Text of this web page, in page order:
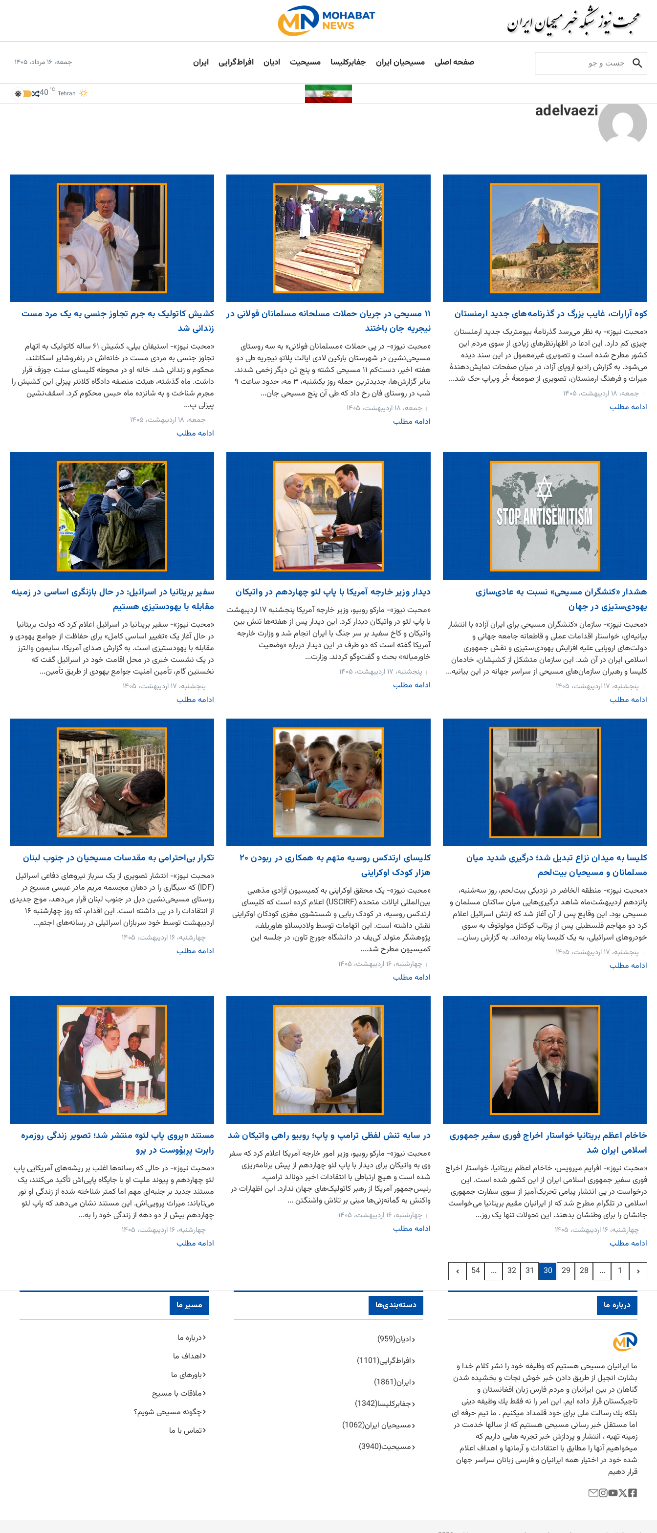
صفحه اصلی مسیحیان ایران جفا‌بر‌کلیسا مسیحیت ادیان افراط‌گرایی ایران جمعه، ۱۶ مرداد، ۱۴۰۵
Tehran
40 °C
adelvaezi
کوه آرارات، غایب بزرگ در گذرنامه‌های جدید ارمنستان
«محبت نیوز»- به نظر می‌رسد گذرنامهٔ بیومتریک جدید ارمنستان
چیزی کم دارد. این ادعا در اظهارنظرهای زیادی از سوی مردم این
کشور مطرح شده است و تصویری غیرمعمول در این سند دیده
می‌شود. به گزارش رادیو اروپای آزاد، در میان صفحات نمایش‌دهندهٔ
میراث و فرهنگ ارمنستان، تصویری از صومعهٔ خُر ویراپ حک شد...
جمعه، ۱۸ اردیبهشت، ۱۴۰۵
ادامه مطلب
۱۱ مسیحی در جریان حملات مسلحانه مسلمانان فولانی در
نیجریه جان باختند
«محبت نیوز»- در پی حملات «مسلمانان فولانی» به سه روستای
مسیحی‌نشین در شهرستان بارکین لادی ایالت پلاتو نیجریه طی دو
هفته اخیر، دست‌کم ۱۱ مسیحی کشته و پنج تن دیگر زخمی شدند.
بنابر گزارش‌ها، جدیدترین حمله روز یکشنبه، ۳ مه، حدود ساعت ۹
شب در روستای فان رخ داد که طی آن پنج مسیحی جان...
جمعه، ۱۸ اردیبهشت، ۱۴۰۵
ادامه مطلب
کشیش کاتولیک به جرم تجاوز جنسی به یک مرد مست
زندانی شد
«محبت نیوز»- استیفان بیلی، کشیش ۶۱ ساله کاتولیک به اتهام
تجاوز جنسی به مردی مست در خانه‌اش در رنفروشایر اسکاتلند،
محکوم و زندانی شد. خانه او در محوطه کلیسای سنت جوزف قرار
داشت. ماه گذشته، هیئت منصفه دادگاه کلانتر پیزلی این کشیش را
مجرم شناخت و به شانزده ماه حبس محکوم کرد. اسقف‌نشین
پیزلی پ...
جمعه، ۱۸ اردیبهشت، ۱۴۰۵
ادامه مطلب
هشدار «کنشگران مسیحی» نسبت به عادی‌سازی
یهودی‌ستیزی در جهان
«محبت نیوز»- سازمان «کنشگران مسیحی برای ایران آزاد» با انتشار
بیانیه‌ای، خواستار اقدامات عملی و قاطعانه جامعه جهانی و
دولت‌های اروپایی علیه افزایش یهودی‌ستیزی و نقش جمهوری
اسلامی ایران در آن شد. این سازمان متشکل از کشیشان، خادمان
کلیسا و رهبران سازمان‌های مسیحی از سراسر جهانه در این بیانیه...
پنجشنبه، ۱۷ اردیبهشت، ۱۴۰۵
ادامه مطلب
دیدار وزیر خارجه آمریکا با پاپ لئو چهاردهم در واتیکان
«محبت نیوز»- مارکو روبیو، وزیر خارجه آمریکا پنجشنبه ۱۷ اردیبهشت
با پاپ لئو در واتیکان دیدار کرد. این دیدار پس از هفته‌ها تنش بین
واتیکان و کاخ سفید بر سر جنگ با ایران انجام شد و وزارت خارجه
آمریکا گفته است که دو طرف در این دیدار درباره «وضعیت
خاورمیانه» بحث و گفت‌وگو کردند. وزارت...
پنجشنبه، ۱۷ اردیبهشت، ۱۴۰۵
ادامه مطلب
سفیر بریتانیا در اسرائیل: در حال بازنگری اساسی در زمینه
مقابله با یهودستیزی هستیم
«محبت نیوز»- سفیر بریتانیا در اسرائیل اعلام کرد که دولت بریتانیا
در حال آغاز یک «تغییر اساسی کامل» برای حفاظت از جوامع یهودی و
مقابله با یهودستیزی است. به گزارش صدای آمریکا، سایمون والترز
در یک نشست خبری در محل اقامت خود در اسرائیل گفت که
نخستین گام، تأمین امنیت جوامع یهودی از طریق تأمین...
پنجشنبه، ۱۷ اردیبهشت، ۱۴۰۵
ادامه مطلب
کلیسا به میدان نزاع تبدیل شد؛ درگیری شدید میان
مسلمانان و مسیحیان بیت‌لحم
«محبت نیوز»- منطقه الخاضر در نزدیکی بیت‌لحم، روز سه‌شنبه،
پانزدهم اردیبهشت‌ماه شاهد درگیری‌هایی میان ساکنان مسلمان و
مسیحی بود. این وقایع پس از آن آغاز شد که ارتش اسرائیل اعلام
کرد دو مهاجم فلسطینی پس از پرتاب کوکتل مولوتوف به سوی
خودروهای اسرائیلی، به یک کلیسا پناه برده‌اند. به گزارش رسان...
پنجشنبه، ۱۷ اردیبهشت، ۱۴۰۵
ادامه مطلب
کلیسای ارتدکس روسیه متهم به همکاری در ربودن ۲۰
هزار کودک اوکراینی
«محبت نیوز»- یک محقق اوکراینی به کمیسیون آزادی مذهبی
بین‌المللی ایالات متحده (USCIRF) اعلام کرده است که کلیسای
ارتدکس روسیه، در کودک ربایی و شستشوی مغزی کودکان اوکراینی
نقش داشته است. این اتهامات توسط ولادیسلاو هاوریلف،
پژوهشگر متولد کی‌یف در دانشگاه جورج تاون، در جلسه این
کمیسیون مطرح شد....
چهارشنبه، ۱۶ اردیبهشت، ۱۴۰۵
ادامه مطلب
تکرار بی‌احترامی به مقدسات مسیحیان در جنوب لبنان
«محبت نیوز»- انتشار تصویری از یک سرباز نیروهای دفاعی اسرائیل
(IDF) که سیگاری را در دهان مجسمه مریم مادر عیسی مسیح در
روستای مسیحی‌نشین دبل در جنوب لبنان قرار می‌دهد، موج جدیدی
از انتقادات را در پی داشته است. این اقدام، که روز چهارشنبه ۱۶
اردیبهشت توسط خود سربازان اسرائیلی در رسانه‌های اجتم...
چهارشنبه، ۱۶ اردیبهشت، ۱۴۰۵
ادامه مطلب
خاخام اعظم بریتانیا خواستار اخراج فوری سفیر جمهوری
اسلامی ایران شد
«محبت نیوز»- افرایم میرویس، خاخام اعظم بریتانیا، خواستار اخراج
فوری سفیر جمهوری اسلامی ایران از این کشور شده است. این
درخواست در پی انتشار پیامی تحریک‌آمیز از سوی سفارت جمهوری
اسلامی در تلگرام مطرح شد که از ایرانیان مقیم بریتانیا می‌خواست
جانشان را برای وطنشان بدهند. این تحولات تنها یک روز...
چهارشنبه، ۱۶ اردیبهشت، ۱۴۰۵
ادامه مطلب
در سایه تنش لفظی ترامپ و پاپ؛ روبیو راهی واتیکان شد
«محبت نیوز»- مارکو روبیو، وزیر امور خارجه آمریکا اعلام کرد که سفر
وی به واتیکان برای دیدار با پاپ لئو چهاردهم از پیش برنامه‌ریزی
شده است و هیچ ارتباطی با انتقادات اخیر دونالد ترامپ،
رئیس‌جمهور آمریکا از رهبر کاتولیک‌های جهان ندارد. این اظهارات در
واکنش به گمانه‌زنی‌ها مبنی بر تلاش واشنگتن ...
چهارشنبه، ۱۶ اردیبهشت، ۱۴۰۵
ادامه مطلب
مستند «پروی پاپ لئو» منتشر شد؛ تصویر زندگی روزمره
رابرت پرِیوُوست در پرو
«محبت نیوز»- در حالی که رسانه‌ها اغلب بر ریشه‌های آمریکایی پاپ
لئو چهاردهم و پیوند ملیت او با جایگاه پاپی‌اش تأکید می‌کنند، یک
مستند جدید بر جنبه‌ای مهم اما کمتر شناخته شده از زندگی او نور
می‌تاباند: میراث پرویی‌اش. این مستند نشان می‌دهد که پاپ لئو
چهاردهم بیش از دو دهه از زندگی خود را به...
چهارشنبه، ۱۶ اردیبهشت، ۱۴۰۵
ادامه مطلب
1
...
28
29
30
31
32
...
54
درباره ما
ما ایرانیان مسیحی هستیم كه وظیفه خود را نشر كلام خدا و
بشارت انجیل از طریق دادن خبر خوش نجات و بخشیده شدن
گناهان در بین ایرانیان و مردم فارس زبان افغانستان و
تاجیكستان قرار داده ایم. این امر را نه فقط یك وظیفه دینی
بلكه یك رسالت ملی برای خود قلمداد میكنیم . ما تیم حرفه ای
اما مستقل خبر رسانی مسیحی هستیم كه از سالها خدمت در
زمینه تهیه ، انتشار و پردازش خبر تجربه هایی داریم كه
میخواهیم آنها را مطابق با اعتقادات و آرمانها و اهداف اعلام
شده خود در اختیار همه ایرانیان و فارسی زبانان سراسر جهان
قرار دهیم
دسته‌بندی‌ها
ادیان(959)
افراط‌گرایی(1101)
ایران(1861)
جفا‌بر‌کلیسا(1342)
مسیحیان ایران(1062)
مسیحیت(3940)
مسیر ما
درباره ما
اهداف ما
باورهای ما
ملاقات با مسیح
چگونه مسیحی شویم؟
تماس با ما